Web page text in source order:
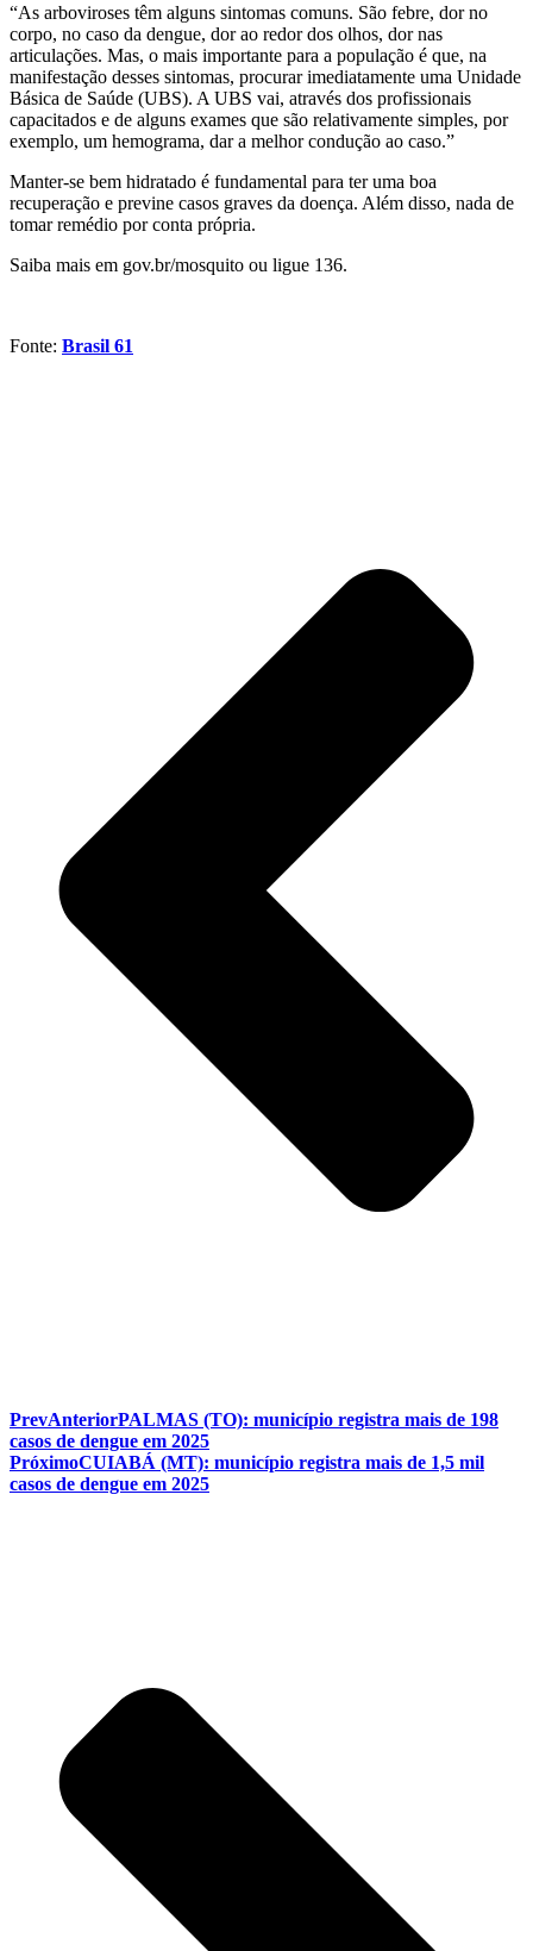
“As arboviroses têm alguns sintomas comuns. São febre, dor no
corpo, no caso da dengue, dor ao redor dos olhos, dor nas
articulações. Mas, o mais importante para a população é que, na
manifestação desses sintomas, procurar imediatamente uma Unidade
Básica de Saúde (UBS). A UBS vai, através dos profissionais
capacitados e de alguns exames que são relativamente simples, por
exemplo, um hemograma, dar a melhor condução ao caso.”
Manter-se bem hidratado é fundamental para ter uma boa
recuperação e previne casos graves da doença. Além disso, nada de
tomar remédio por conta própria.
Saiba mais em gov.br/mosquito ou ligue 136.
Fonte: Brasil 61
PrevAnteriorPALMAS (TO): município registra mais de 198
casos de dengue em 2025
PróximoCUIABÁ (MT): município registra mais de 1,5 mil
casos de dengue em 2025